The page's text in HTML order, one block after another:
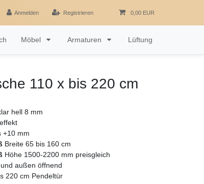
Anmelden Registrieren 0,00 EUR
Möbel Armaturen Lüftung
110 x bis 220 cm
hell 8 mm
+10 mm
Breite 65 bis 160 cm
Höhe 1500-2200 mm preisgleich
außen öffnend
220 cm Pendeltür